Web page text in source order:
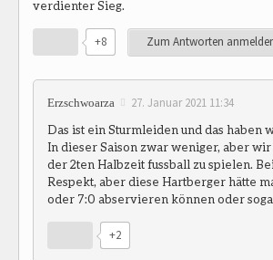
verdienter Sieg.
+8 Zum Antworten
Erzschwoarza 27. Januar 2021 11:34
Das ist ein Sturmleiden und das haben
In dieser Saison zwar weniger, aber
der 2ten Halbzeit fussball zu spielen.
Respekt, aber diese Hartberger hätte
oder 7:0 abservieren können oder
+2